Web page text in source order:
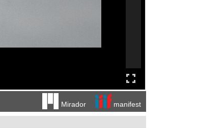
Mirador manifest